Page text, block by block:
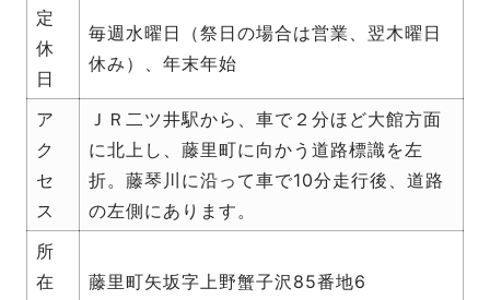
定
休
日
毎週水曜日（祭日の場合は営業、翌木曜日
休み）、年末年始
ア
ク
セ
ス
ＪＲ二ツ井駅から、車で２分ほど大館方面
に北上し、藤里町に向かう道路標識を左
折。藤琴川に沿って車で10分走行後、道路
の左側にあります。
所
在
藤里町矢坂字上野蟹子沢85番地6